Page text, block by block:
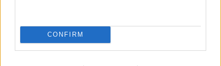
CONFIRM
Pulizia